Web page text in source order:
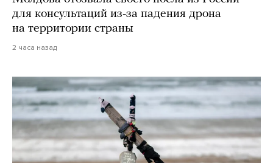
для консультаций из-за падения дрона
на территории страны
2 часа назад